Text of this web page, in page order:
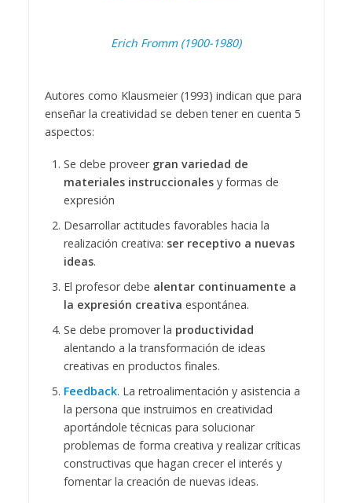
Erich Fromm (1900-1980)
Autores como Klausmeier (1993) indican que para
enseñar la creatividad se deben tener en cuenta 5
aspectos:
Se debe proveer gran variedad de
materiales instruccionalesy formas de
expresión
Desarrollar actitudes favorables hacia la
realización creativa: ser receptivo a nuevas
ideas.
El profesor debe alentar continuamente a
la expresión creativa espontánea.
Se debe promover la productividad
alentando a la transformación de ideas
creativas en productos finales.
Feedback. La retroalimentación y asistencia a
la persona que instruimos en creatividad
aportándole técnicas para solucionar
problemas de forma creativa y realizar críticas
constructivas que hagan crecer el interés y
fomentar la creación de nuevas ideas.